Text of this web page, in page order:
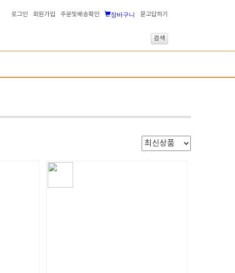
로그인 회원가입 주문및배송확인 장바구니 묻고답하기